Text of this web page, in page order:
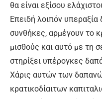
θα είναι εξίσου
Επειδή λοιπόν υπεραξία
συνθήκες, αρμέγουν το
μισθούς και αυτό με τη
στηρίξει υπέρογκες
Χάρις αυτών των
κρατικοδίαιτων